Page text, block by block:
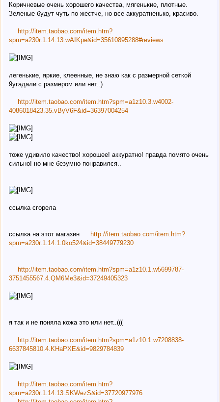
Коричневые очень хорошего качества, мягенькие, плотные.
Зеленые будут чуть по жестче, но все аккуратненько, красиво.
http://item.taobao.com/item.htm?
spm=a230r.1.14.13.wAIKpe&id=35610895288#reviews
легенькие, яркие, клеенные, не знаю как с размерной сеткой
9угадали с размером или нет..)
http://item.taobao.com/item.htm?spm=a1z10.3.w4002-
4086018423.35.vByV6F&id=36397004254
тоже удивило качество! хорошее! аккуратно! правда помято очень
сильно! но мне безумно понравился..
ссылка сгорела
ссылка на этот магазин
http://item.taobao.com/item.htm?
spm=a230r.1.14.1.0ko524&id=38449779230
http://item.taobao.com/item.htm?spm=a1z10.1.w5699787-
3751455567.4.QM6Me3&id=37249405323
я так и не поняла кожа это или нет..(((
http://item.taobao.com/item.htm?spm=a1z10.1.w7208838-
6637845810.4.KHaPXE&id=9829784839
http://item.taobao.com/item.htm?
spm=a230r.1.14.13.SKWezS&id=37720977976